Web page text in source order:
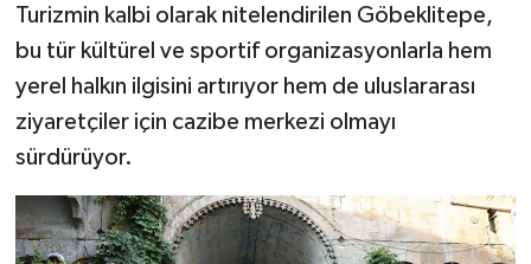
Turizmin kalbi olarak nitelendirilen Göbeklitepe,
bu tür kültürel ve sportif organizasyonlarla hem
yerel halkın ilgisini artırıyor hem de uluslararası
ziyaretçiler için cazibe merkezi olmayı
sürdürüyor.